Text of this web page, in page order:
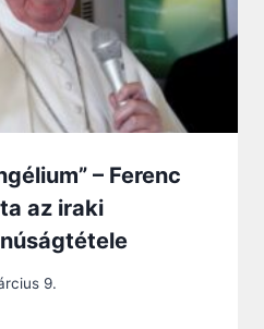
– Ferenc
az iraki
9.